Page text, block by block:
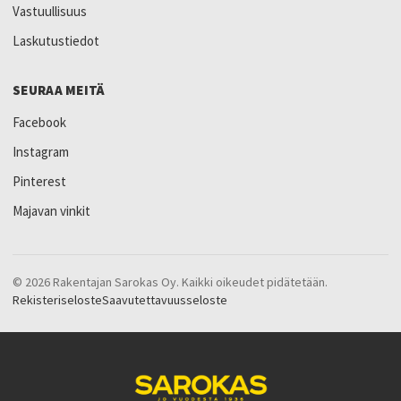
Vastuullisuus
Laskutustiedot
SEURAA MEITÄ
Facebook
Instagram
Pinterest
Majavan vinkit
© 2026 Rakentajan Sarokas Oy. Kaikki oikeudet pidätetään.
RekisteriselosteSaavutettavuusseloste